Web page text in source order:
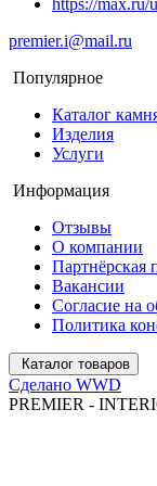
premier.i@mail.ru
Популярное
Каталог
Изделия
Услуги
Информация
Отзывы
О компании
Партнёрская
Вакансии
Согласие на
Политика
Каталог товаров
Сделано WWD
PREMIER -